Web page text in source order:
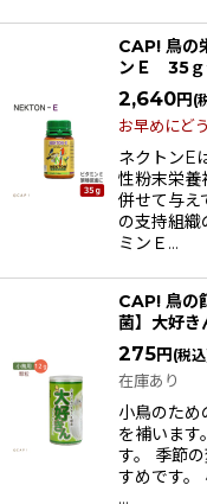
CAP! 鳥の
ンＥ 35
2,640円 (
お早めにど
ネクトンE
性粉末栄養
併せて与え
の支持組織
ミンＥ…
CAP! 鳥の
菌】大好
275円 (税
在庫あり
小鳥のた
を補います
す。 季節
すめです。
…